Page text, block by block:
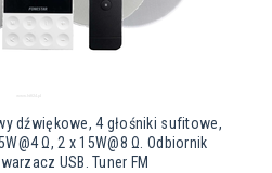
dźwiękowe, 4 głośniki sufitowe,
Ω, 2 x 15W@8 Ω. Odbiornik
USB. Tuner FM